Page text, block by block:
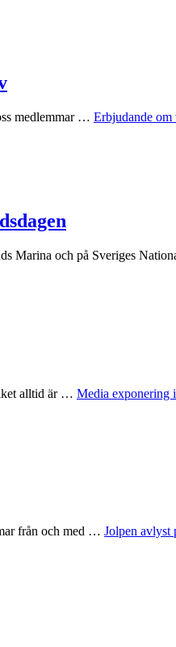
medlemmar … Erbjudande
Marina och på Sveriges
alltid är … Media exponering
från och med … Jolpen avlyst